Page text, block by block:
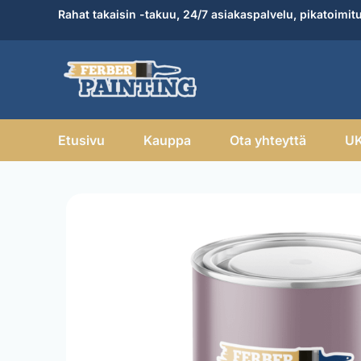
Rahat takaisin -takuu, 24/7 asiakaspalvelu,
Etusivu Kauppa Ota yhteyttä